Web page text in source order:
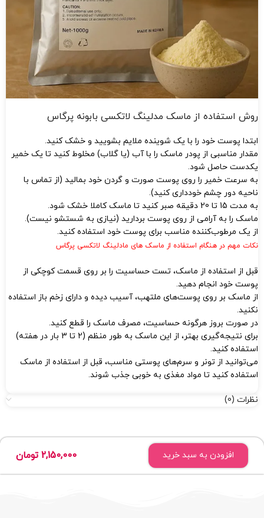
روش استفاده از ماسک مدلینگ لاتکسی بابونه پرگاس
ابتدا پوست خود را با یک شوینده ملایم بشویید و خشک کنید.
مقدار مناسبی از پودر ماسک را با آب (یا گلاب) مخلوط کنید تا یک خمیر
یکدست حاصل شود.
به سرعت خمیر را روی پوست صورت و گردن خود بمالید (از تماس با
ناحیه دور چشم خودداری کنید).
به مدت 15 تا 20 دقیقه صبر کنید تا ماسک کاملا خشک شود.
ماسک را به آرامی از روی پوست بردارید (نیازی به شستشو نیست).
از یک مرطوب‌کننده مناسب برای پوست خود استفاده کنید.
نکات مهم در هنگام استفاده از ماسک های مادلینگ لاتکسی پرگاس
قبل از استفاده از ماسک، تست حساسیت را بر روی قسمت کوچکی از
پوست خود انجام دهید.
از ماسک بر روی پوست‌های ملتهب، آسیب دیده و دارای زخم باز استفاده
نکنید.
در صورت بروز هرگونه حساسیت، مصرف ماسک را قطع کنید.
برای نتیجه‌گیری بهتر، از این ماسک به طور منظم (2 تا 3 بار در هفته)
استفاده کنید.
می‌توانید از تونر و سرم‌های پوستی مناسب، قبل از استفاده از ماسک
استفاده کنید تا مواد مغذی به خوبی جذب شوند.
نظرات (0)
افزودن به سبد خرید 2,150,000 تومان